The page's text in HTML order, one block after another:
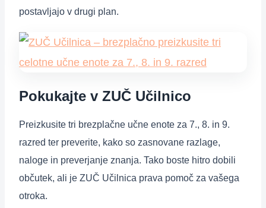
postavljajo v drugi plan.
Pokukajte v ZUČ Učilnico
Preizkusite tri brezplačne učne enote za 7., 8. in 9.
razred ter preverite, kako so zasnovane razlage,
naloge in preverjanje znanja. Tako boste hitro dobili
občutek, ali je ZUČ Učilnica prava pomoč za vašega
otroka.